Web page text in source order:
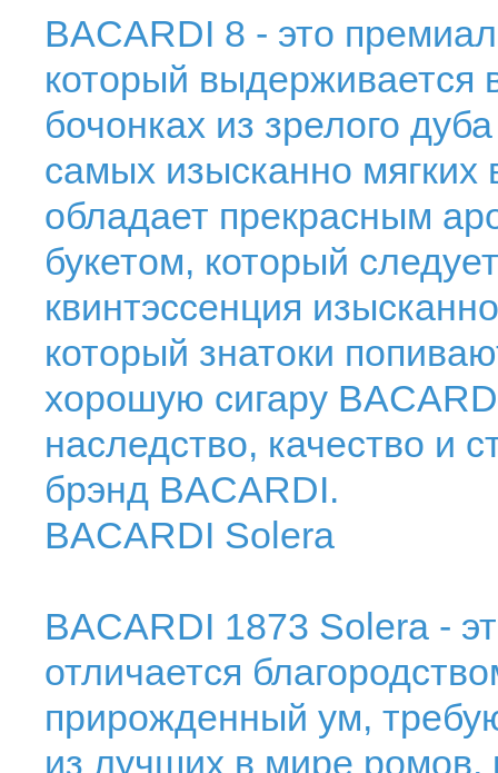
BACARDI 8 - это
который выдерживается
бочонках из зрелого
самых изысканно
обладает прекрасным
букетом, который
квинтэссенция
который знатоки
хорошую сигару
наследство, качество и
брэнд BACARDI.
BACARDI Solera
BACARDI 1873 Solera -
отличается
прирожденный ум,
из лучших в мире ромов,